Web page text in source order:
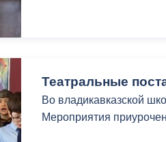
Театральные
Во владикавказской
Мероприятия